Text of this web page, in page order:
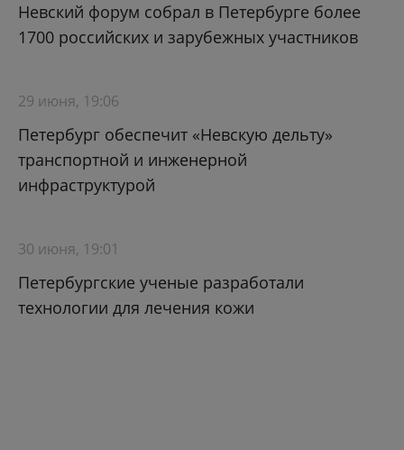
Невский форум собрал в Петербурге более
1700 российских и зарубежных участников
29 июня, 19:06
Петербург обеспечит «Невскую дельту»
транспортной и инженерной
инфраструктурой
30 июня, 19:01
Петербургские ученые разработали
технологии для лечения кожи